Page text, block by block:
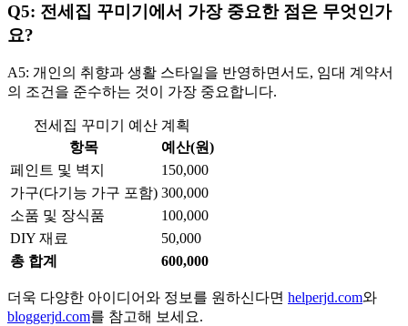
Q5: 전세집 꾸미기에서 가장 중요한 점은 무엇인가
요?
A5: 개인의 취향과 생활 스타일을 반영하면서도, 임대 계약서
의 조건을 준수하는 것이 가장 중요합니다.
전세집 꾸미기 예산 계획
항목
예산(원)
페인트 및 벽지
150,000
가구(다기능 가구 포함) 300,000
소품 및 장식품
100,000
DIY 재료
50,000
총 합계
600,000
더욱 다양한 아이디어와 정보를 원하신다면 helperjd.com와
bloggerjd.com를 참고해 보세요.